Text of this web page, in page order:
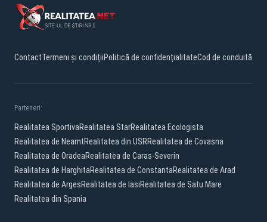
ContactTermeni și condițiiPolitică de confidențialitateCod de conduită
Parteneri:
Realitatea SportivaRealitatea StarRealitatea Ecologista
Realitatea de NeamtRealitatea din USRRealitatea de Covasna
Realitatea de OradeaRealitatea de Caras-Severin
Realitatea de HarghitaRealitatea de ConstantaRealitatea de Arad
Realitatea de ArgesRealitatea de IasiRealitatea de Satu Mare
Realitatea din Spania